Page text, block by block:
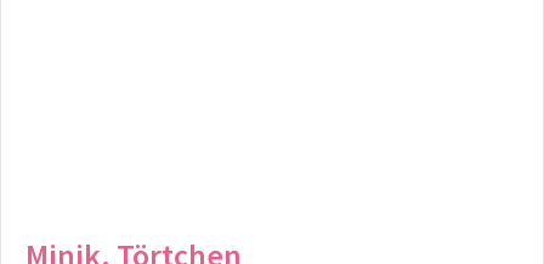
Minik. Törtchen